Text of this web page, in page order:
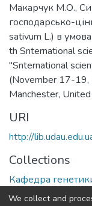
Макарчук М.О.,
господарсько-
sativum L.) в
th Snternational
"Snternational
(November 17-19,
Manchester,
URI
http://
Collections
Кафедра
імені І.П.Чучмія
We collect and